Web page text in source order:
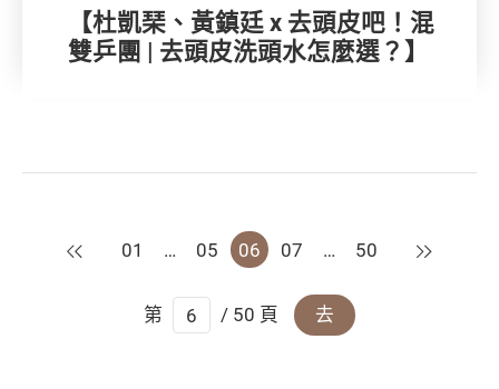
【杜凱琹、黃鎮廷 x 去頭皮吧！混
雙乒團 | 去頭皮洗頭水怎麼選？】
上一頁
01 … 05 06 07 … 50 下一頁
第 / 50 頁 去